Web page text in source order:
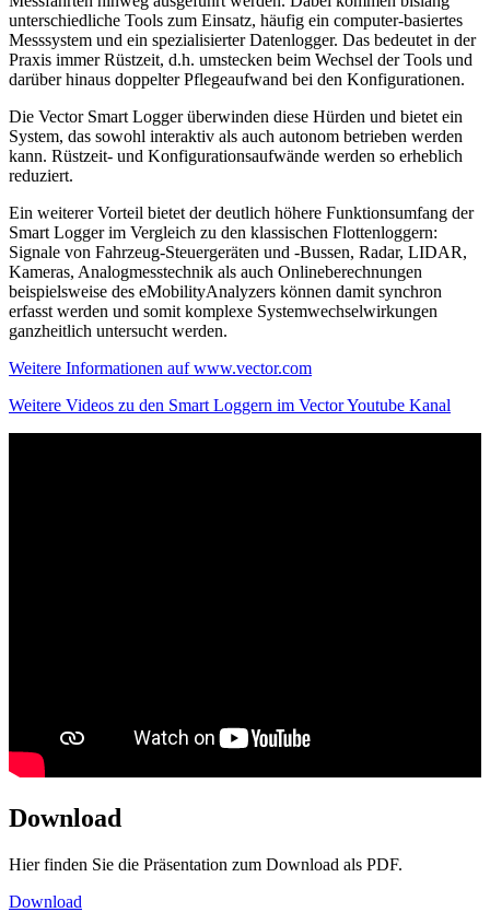
unterschiedliche Tools zum Einsatz, häufig ein computer-basiertes
Messsystem und ein spezialisierter Datenlogger. Das bedeutet in der
Praxis immer Rüstzeit, d.h. umstecken beim Wechsel der Tools und
darüber hinaus doppelter Pflegeaufwand bei den Konfigurationen.
Die Vector Smart Logger überwinden diese Hürden und bietet ein
System, das sowohl interaktiv als auch autonom betrieben werden
kann. Rüstzeit- und Konfigurationsaufwände werden so erheblich
reduziert.
Ein weiterer Vorteil bietet der deutlich höhere Funktionsumfang der
Smart Logger im Vergleich zu den klassischen Flottenloggern:
Signale von Fahrzeug-Steuergeräten und -Bussen, Radar, LIDAR,
Kameras, Analogmesstechnik als auch Onlineberechnungen
beispielsweise des eMobilityAnalyzers können damit synchron
erfasst werden und somit komplexe Systemwechselwirkungen
ganzheitlich untersucht werden.
Weitere Informationen auf www.vector.com
Weitere Videos zu den Smart Loggern im Vector Youtube Kanal
Download
Hier finden Sie die Präsentation zum Download als PDF.
Download